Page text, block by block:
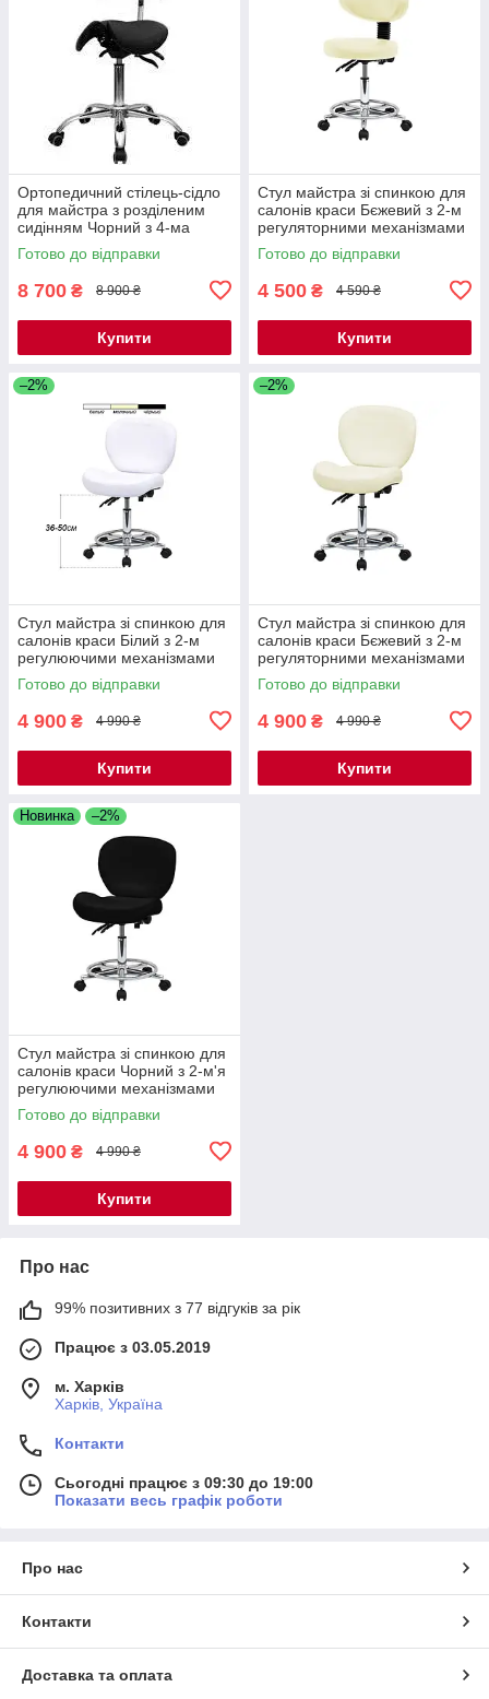
Ортопедичний стілець-сідло
для майстра з розділеним
сидінням Чорний з 4-ма
регулюючими механізмами
мод. 4008-1 { H 48-60см }
Готово до відправки
8 700 ₴ 8 900 ₴
Купити
Стул майстра зі спинкою для
салонів краси Бєжевий з 2-м
регуляторними механізмами
мод. 859 { H 36-50см }
Готово до відправки
4 500 ₴ 4 590 ₴
Купити
–2%
Стул майстра зі спинкою для
салонів краси Білий з 2-м
регулюючими механізмами
мод. 881-2 { H 36-50см }
Готово до відправки
4 900 ₴ 4 990 ₴
Купити
–2%
Стул майстра зі спинкою для
салонів краси Бєжевий з 2-м
регуляторними механізмами
мод. 881-2 { H 36-50см }
Готово до відправки
4 900 ₴ 4 990 ₴
Купити
Новинка –2%
Стул майстра зі спинкою для
салонів краси Чорний з 2-м'я
регулюючими механізмами
мод. 881-2 { H 36-50см }
Готово до відправки
4 900 ₴ 4 990 ₴
Купити
Про нас
99% позитивних з 77 відгуків за рік
Працює з 03.05.2019
м. Харків
Харків, Україна
Контакти
Сьогодні працює з 09:30 до 19:00
Показати весь графік роботи
Про нас
Контакти
Доставка та оплата